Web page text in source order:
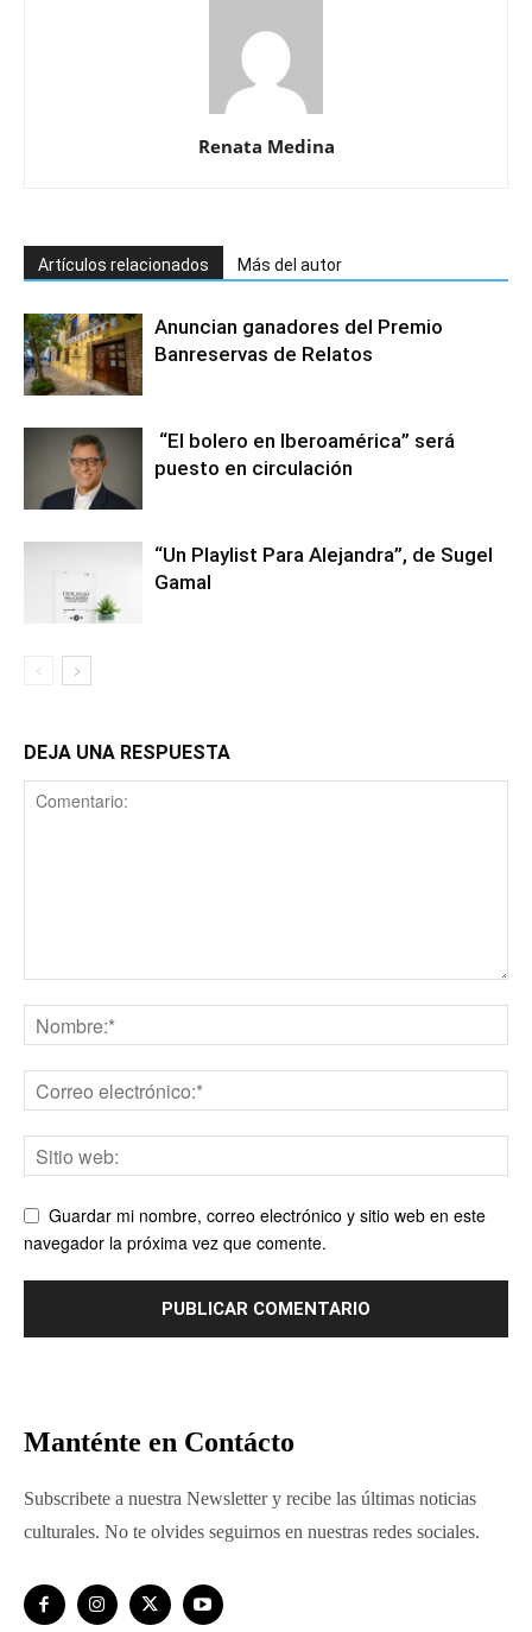
Renata Medina
Artículos relacionados Más del autor
Anuncian ganadores del Premio
Banreservas de Relatos
“El bolero en Iberoamérica” será
puesto en circulación
“Un Playlist Para Alejandra”, de Sugel
Gamal
DEJA UNA RESPUESTA
Guardar mi nombre, correo electrónico y sitio web en este
navegador la próxima vez que comente.
Manténte en Contácto
Subscribete a nuestra Newsletter y recibe las últimas noticias
culturales. No te olvides seguirnos en nuestras redes sociales.